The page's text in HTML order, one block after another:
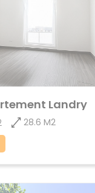
Landry
28.6 M2